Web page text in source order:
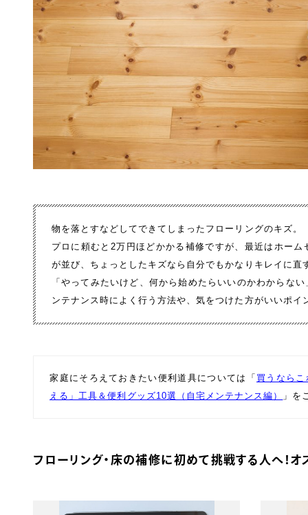
物を落とすなどしてできてしまったフローリングのキズ。
プロに頼むと2万円ほどかかる補修ですが、最近はホー
が並び、ちょっとしたキズなら自分でもかなりキレイに直
「やってみたいけど、何から始めたらいいのかわからな
ンテナンス時によく行う方法や、気をつけた方がいいポイ
家庭にそろえておきたい便利道具については「 買うなら
える」工具＆便利グッズ10選（自宅メンテナンス編）
」を
フローリング・床の補修に初めて挑戦する人へ！